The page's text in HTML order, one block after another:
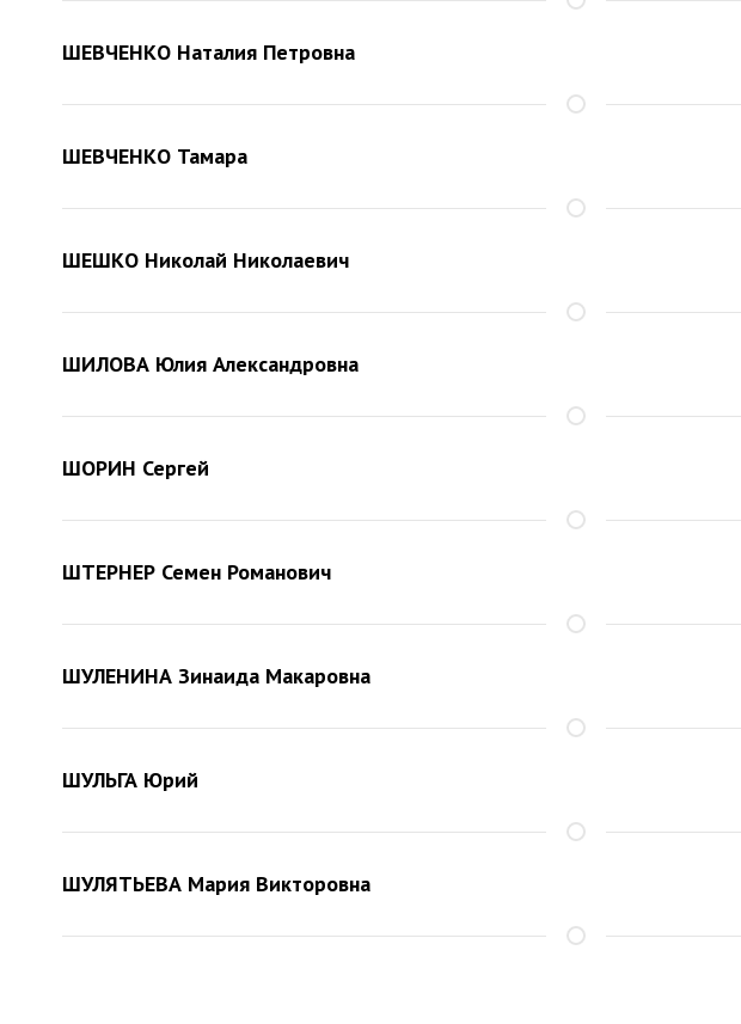
ШЕВЧЕНКО Наталия Петровна
ШЕВЧЕНКО Тамара
ШЕШКО Николай Николаевич
ШИЛОВА Юлия Александровна
ШОРИН Сергей
ШТЕРНЕР Семен Романович
ШУЛЕНИНА Зинаида Макаровна
ШУЛЬГА Юрий
ШУЛЯТЬЕВА Мария Викторовна